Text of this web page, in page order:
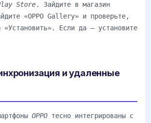
Store. Зайдите в магазин
«OPPO Gallery» и проверьте,
«Установить». Если да — установите
и удаленные
OPPO тесно интегрированы с